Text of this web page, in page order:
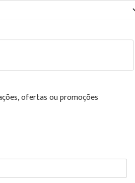
ofertas ou promoções